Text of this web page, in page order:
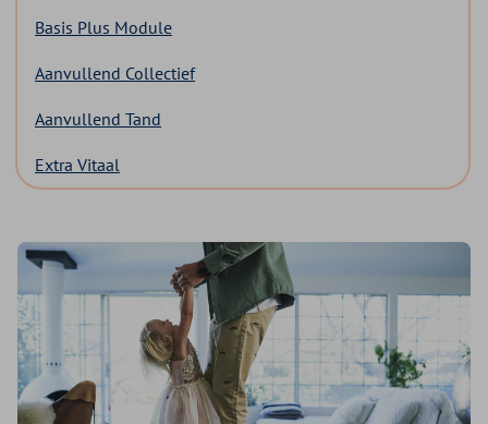
Basis Plus Module
Aanvullend Collectief
Aanvullend Tand
Extra Vitaal